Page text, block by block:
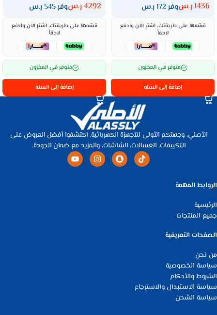
1436ر.سوفر 172 ر.س
قسّمها على طريقتك، اشترِ الآن وادفع
لاحقاً
متوفر في المخزون
إضافة إلى السلة
4292ر.سوفر 545 ر.س
قسّمها على طريقتك، اشترِ الآن وادفع
لاحقاً
متوفر في المخزون
إضافة إلى السلة
الأصلي، وجهتكم الأولى للأجهزة الكهربائية. اكتشفوا أفضل العروض على
التكييفات، الغسالات، الشاشات، والمزيد مع ضمان الجودة.
الروابط المهمة
الرئيسية
جميع المنتجات
الصفحات التعريفية
من نحن
سياسة الخصوصية
الشروط والأحكام
سياسة الاستبدال والاسترجاع
سياسة الشحن